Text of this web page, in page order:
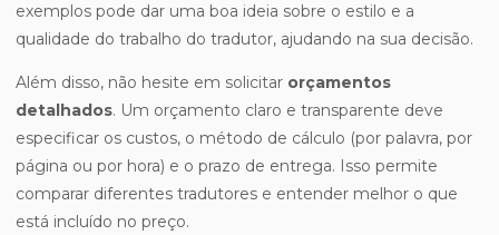
exemplos pode dar uma boa ideia sobre o estilo e a
qualidade do trabalho do tradutor, ajudando na sua decisão.
Além disso, não hesite em solicitar orçamentos
detalhados. Um orçamento claro e transparente deve
especificar os custos, o método de cálculo (por palavra, por
página ou por hora) e o prazo de entrega. Isso permite
comparar diferentes tradutores e entender melhor o que
está incluído no preço.